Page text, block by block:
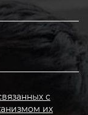
с
их